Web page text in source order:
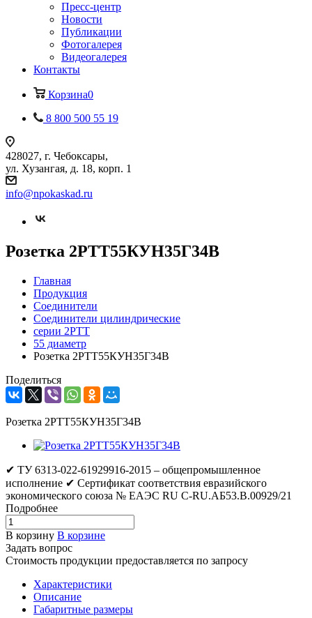
Пресс-центр
Новости
Публикации
Фотогалерея
Видеогалерея
Контакты
Корзина0
8 800 500 55 19
428027, г. Чебоксары,
ул. Хузангая, д. 18, корп. 1
info@npokaskad.ru
Розетка 2РТТ55КУН35Г34В
Главная
Продукция
Соединители
Соединители цилиндрические
серии 2РТТ
55 диаметр
Розетка 2РТТ55КУН35Г34В
Поделиться
Розетка 2РТТ55КУН35Г34В
✔ ТУ 6313-022-61929916-2015 – общепромышленное
исполнение ✔ Сертификат соответствия евразийского
экономического союза № ЕАЭС RU C-RU.АБ53.В.00929/21
Подробнее
В корзину В корзине
Задать вопрос
Стоимость продукции предоставляется по запросу
Характеристики
Описание
Габаритные размеры